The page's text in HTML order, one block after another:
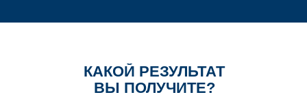
КАКОЙ РЕЗУЛЬТАТ
ВЫ ПОЛУЧИТЕ?